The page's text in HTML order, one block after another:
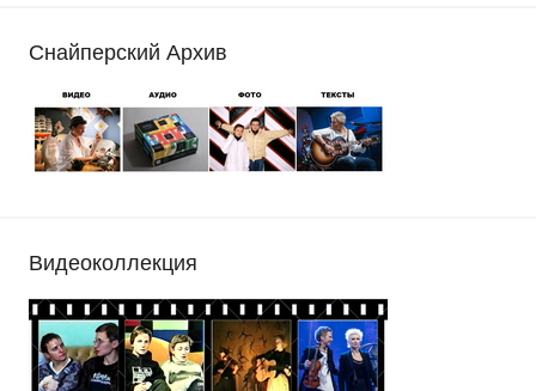
Снайперский Архив
Видеоколлекция